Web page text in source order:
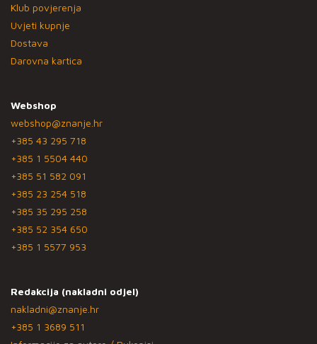
Klub povjerenja
Uvjeti kupnje
Dostava
Darovna kartica
Webshop
webshop@znanje.hr
+385 43 295 718
+385 1 5504 440
+385 51 582 091
+385 23 254 518
+385 35 295 258
+385 52 354 650
+385 1 5577 953
Redakcija (nakladni odjel)
nakladni@znanje.hr
+385 1 3689 511